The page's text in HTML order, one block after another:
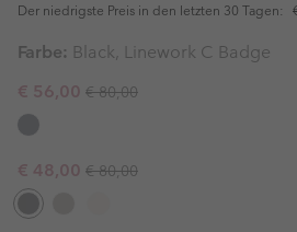
Der niedrigste Preis in den letzten 30 Tagen:
Farbe: Black, Linework C Badge
Sale price:
€ 56,00 Regular price:
€ 80,00
Sale price:
€ 48,00 Regular price:
€ 80,00